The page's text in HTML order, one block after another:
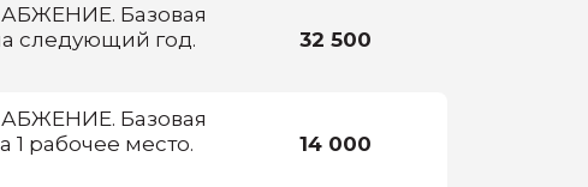
Базовая
следующий год.
32 500
Базовая
1 рабочее место.
14 000